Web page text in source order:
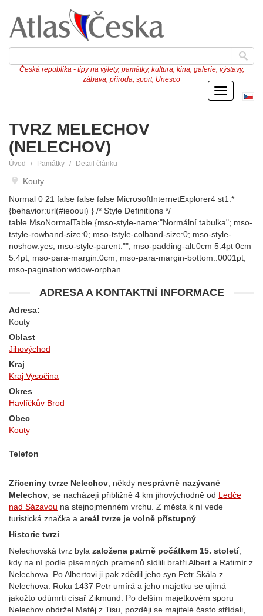
Česká republika - tipy na výlety, památky, kultura, kina, galerie, výstavy,
zábava, příroda, sport, Unesco
Menu
TVRZ MELECHOV
(NELECHOV)
Úvod Památky Detail článku
Kouty
Normal 0 21 false false false MicrosoftInternetExplorer4 st1:*
{behavior:url(#ieooui) } /* Style Definitions */
table.MsoNormalTable {mso-style-name:"Normální tabulka"; mso-
tstyle-rowband-size:0; mso-tstyle-colband-size:0; mso-style-
noshow:yes; mso-style-parent:""; mso-padding-alt:0cm 5.4pt 0cm
5.4pt; mso-para-margin:0cm; mso-para-margin-bottom:.0001pt;
mso-pagination:widow-orphan…
ADRESA A KONTAKTNÍ INFORMACE
Adresa:
Kouty
Oblast
Jihovýchod
Kraj
Kraj Vysočina
Okres
Havlíčkův Brod
Obec
Kouty
Telefon
Zříceniny tvrze Nelechov , někdy nesprávně nazývané
Melechov , se nacházejí přibližně 4 km jihovýchodně od Ledče
nad Sázavou na stejnojmenném vrchu. Z města k ní vede
turistická značka a areál tvrze je volně přístupný
Historie tvrzi
Nelechovská tvrz byla založena patrně počátkem 15. století,
kdy na ní podle písemných pramenů sídlili bratři Albert a Ratimír z
Nelechova. Po Albertovi ji pak zdědil jeho syn Petr Skála z
Nelechova. Roku 1437 Petr umírá a jeho majetku se ujímá
jakožto odúmrti císař Zikmund. Po delším majetkovém sporu
Nelechov obdržel Matěj z Tisu, později se majitelé často střídali,